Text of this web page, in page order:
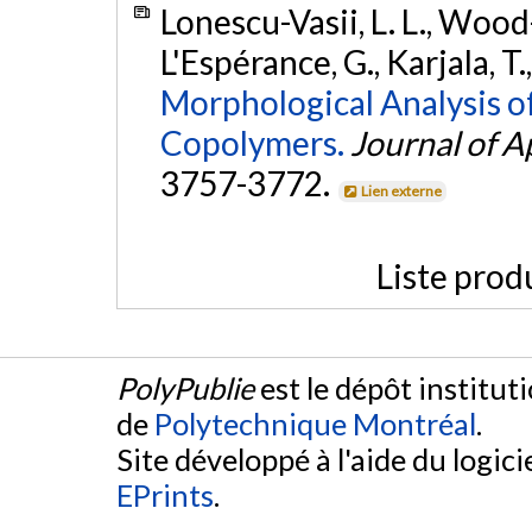
Lonescu-Vasii, L. L.,
L'Espérance, G., Karjala,
Morphological Analysis
Copolymers. Journal of
3757-3772.
Lien externe
Liste
PolyPublieest le dépôt
de Polytechnique Montréal.
Site développé à l'aide du
EPrints.